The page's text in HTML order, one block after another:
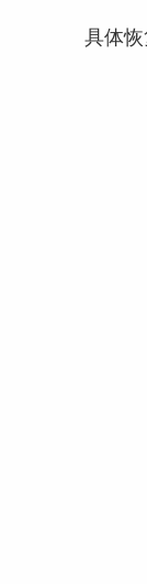
具体